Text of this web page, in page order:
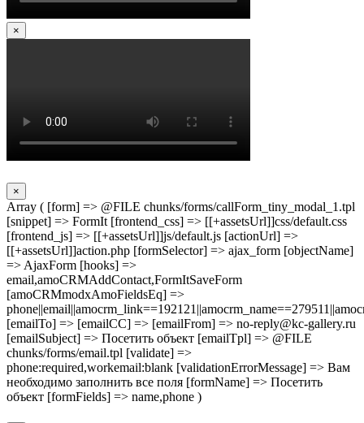
×
×
Array ( [form] => @FILE chunks/forms/callForm_tiny_modal_1.tpl
[snippet] => FormIt [frontend_css] => [[+assetsUrl]]css/default.css
[frontend_js] => [[+assetsUrl]]js/default.js [actionUrl] =>
[[+assetsUrl]]action.php [formSelector] => ajax_form [objectName]
=> AjaxForm [hooks] =>
email,amoCRMAddContact,FormItSaveForm
[amoCRMmodxAmoFieldsEq] =>
[emailTo] => [emailCC] => [emailFrom] => no-reply@kc-gallery.ru
[emailSubject] => Посетить объект [emailTpl] => @FILE
chunks/forms/email.tpl [validate] =>
phone:required,workemail:blank [validationErrorMessage] => Вам
необходимо заполнить все поля [formName] => Посетить
объект [formFields] => name,phone )